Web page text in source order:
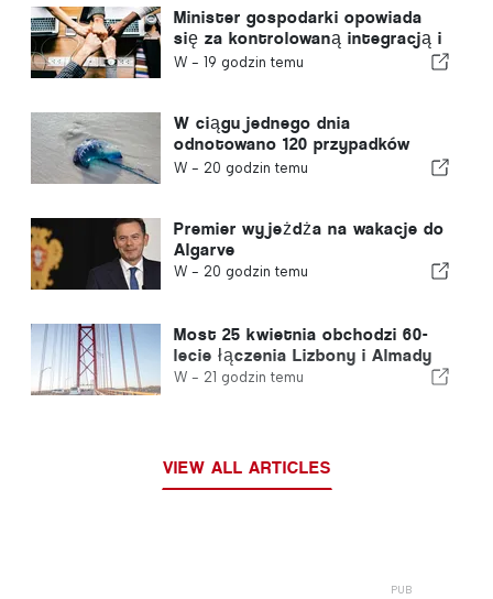
Minister gospodarki opowiada
się za kontrolowaną integracją i
gwarantuje imigrantom
W - 19 godzin temu
W ciągu jednego dnia
odnotowano 120 przypadków
użądleń przez meduzę z gatunku
W - 20 godzin temu
Premier wyjeżdża na wakacje do
Algarve
W - 20 godzin temu
Most 25 kwietnia obchodzi 60-
lecie łączenia Lizbony i Almady
W - 21 godzin temu
VIEW ALL ARTICLES